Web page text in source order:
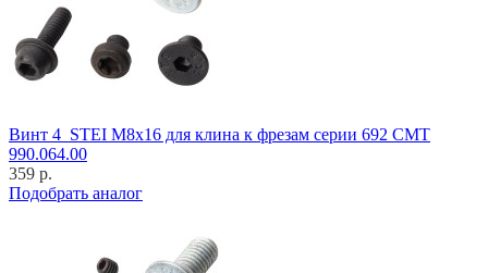
Винт 4_STEI M8x16 для клина к фрезам серии 692 CMT
990.064.00
359 р.
Подобрать аналог